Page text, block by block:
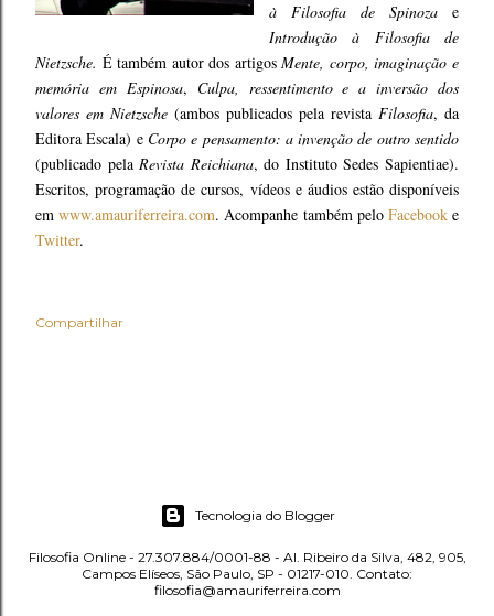
à Filosofia de Spinoza e
Introdução à Filosofia de
Nietzsche. É também autor dos artigosMente, corpo, imaginação e
memória em Espinosa, Culpa, ressentimento e a inversão dos
valores em Nietzsche (ambos publicados pela revista Filosofia, da
Editora Escala) e Corpo e pensamento: a invenção de outro sentido
(publicado pelaRevista Reichiana, do Instituto Sedes Sapientiae).
Escritos, programação de cursos, vídeos e áudios estão disponíveis
emwww.amauriferreira.com. Acompanhe também pelo Facebooke
Twitter.
Compartilhar
Tecnologia do Blogger
Filosofia Online - 27.307.884/0001-88 - Al. Ribeiro da Silva, 482, 905,
Campos Elíseos, São Paulo, SP - 01217-010. Contato:
filosofia@amauriferreira.com